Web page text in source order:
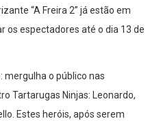
espectadores até o dia 13 de
Tartarugas Ninjas: Leonardo,
Estes heróis, após serem
se metamorfoseiam em